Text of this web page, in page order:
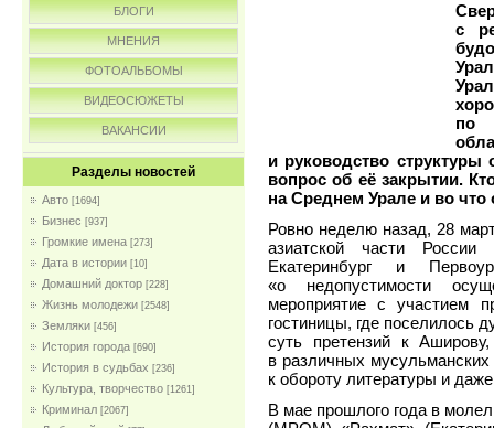
БЛОГИ
МНЕНИЯ
ФОТОАЛЬБОМЫ
ВИДЕОСЮЖЕТЫ
ВАКАНСИИ
Разделы новостей
Авто [1694]
Бизнес [937]
Громкие имена [273]
Дата в истории [10]
Домашний доктор [228]
Жизнь молодежи [2548]
Земляки [456]
История города [690]
История в судьбах [236]
Культура, творчество [1261]
Криминал [2067]
с
по
и руководство структуры
вопрос об её закрытии.
на Среднем Урале и во что
Ровно неделю назад, 28
азиатской части
Екатеринбург и
«о недопустимости
мероприятие с участием
гостиницы, где поселилось
суть претензий к
в различных
к обороту литературы и
В мае прошлого года в